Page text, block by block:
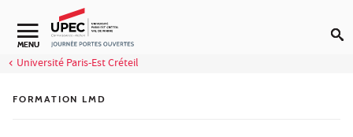
Aller au contenu
MENU
Université Paris-Est Créteil
FORMATION LMD